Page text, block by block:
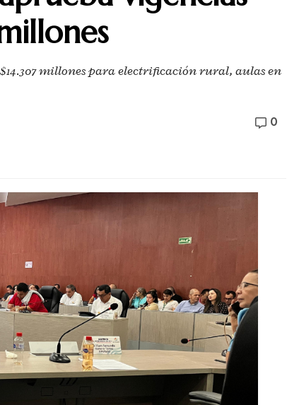
millones para electrificación rural, aulas en
0